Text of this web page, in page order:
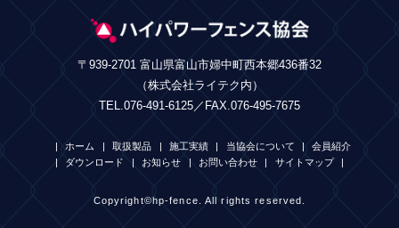
〒939-2701 富山県富山市婦中町西本郷436番32
（株式会社ライテク内）
TEL.076-491-6125／FAX.076-495-7675
ホーム 取扱製品 施工実績 当協会について
会員紹介
ダウンロード
お知らせ お問い合わせ サイトマップ
Copyright©hp-fence. All rights reserved.